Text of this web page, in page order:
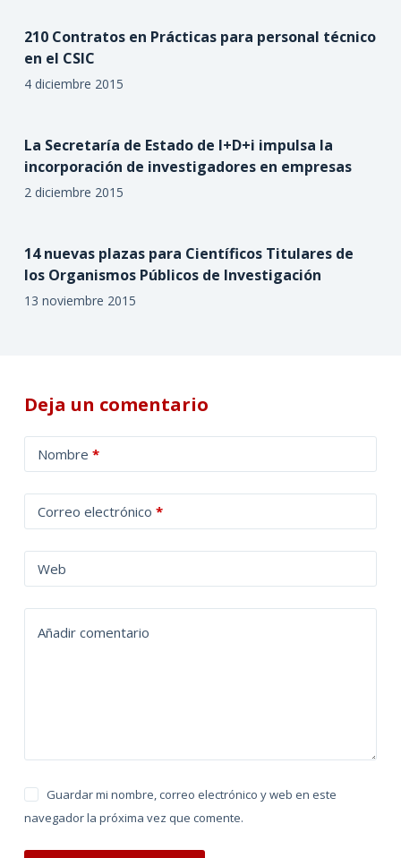
210 Contratos en Prácticas para personal técnico
en el CSIC
4 diciembre 2015
La Secretaría de Estado de I+D+i impulsa la
incorporación de investigadores en empresas
2 diciembre 2015
14 nuevas plazas para Científicos Titulares de
los Organismos Públicos de Investigación
13 noviembre 2015
Deja un comentario
Nombre *
Correo electrónico *
Web
Añadir comentario
Guardar mi nombre, correo electrónico y web en este
navegador la próxima vez que comente.
l
t
a
t